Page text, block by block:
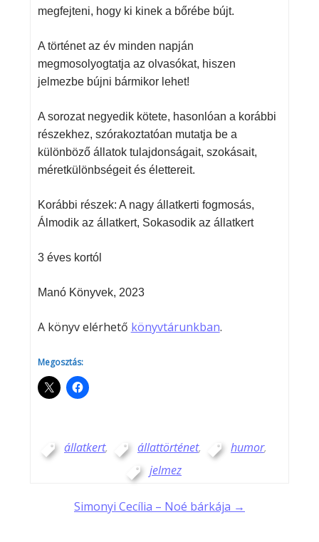
megfejteni, hogy ki kinek a bőrébe bújt.
A történet az év minden napján
megmosolyogtatja az olvasókat, hiszen
jelmezbe bújni bármikor lehet!
A sorozat negyedik kötete, hasonlóan a korábbi
részekhez, szórakoztatóan mutatja be a
különböző állatok tulajdonságait, szokásait,
méretkülönbségeit és élettereit.
Korábbi részek: A nagy állatkerti fogmosás,
Álmodik az állatkert, Sokasodik az állatkert
3 éves kortól
Manó Könyvek, 2023
A könyv elérhető könyvtárunkban.
Megosztás:
állatkert, állattörténet, humor,
jelmez
PostSimonyi Cecília – Noé bárkája →